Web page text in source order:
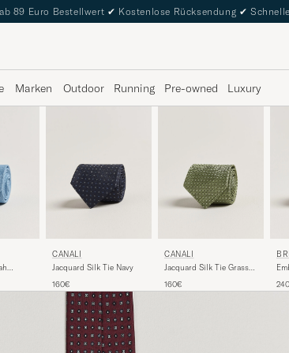
89 Euro Bestellwert ✔ Kostenlose Rücksendung ✔
Marken Outdoor Running Pre-owned Luxury
CANALI
Jacquard Silk Tie Navy
160€
CANALI
Jacquard Silk Tie Grass
160€